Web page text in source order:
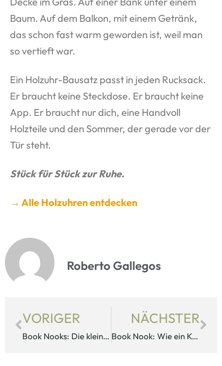
Baum. Auf dem Balkon, mit einem Getränk,
das schon fast warm geworden ist, weil man
so vertieft war.
Ein Holzuhr-Bausatz passt in jeden Rucksack.
Er braucht keine Steckdose. Er braucht keine
App. Er braucht nur dich, eine Handvoll
Holzteile und den Sommer, der gerade vor der
Tür steht.
Stück für Stück zur Ruhe.
→ Alle Holzuhren entdecken
Roberto Gallegos
VORIGER
Book Nooks: Die kleinen Welten, die mein Büherregal zum Leben erwecken
NÄCHSTER
Book Nook: Wie ein Künstler aus Tokio die Welt veränderte